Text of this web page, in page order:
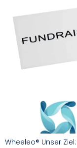
Wheeleo® Unser